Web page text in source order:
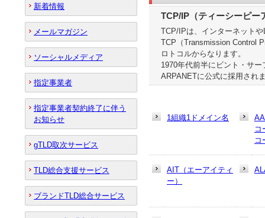
TCP/IP（ティーシーピー
TCP/IPは、インターネット
TCP（Transmission Control
ロトコルからなります。
1970年代前半にビント・サ
ARPANETに公式に採用され
1組織1ドメイン名
コ
コ
AIT（エーアイティ
ー）
新着情報
メールマガジン
ソーシャルメディア
指定事業者
指定事業者契約終了に伴う
お知らせ
gTLD取次サービス
TLD総合支援サービス
ブランドTLD総合サービス